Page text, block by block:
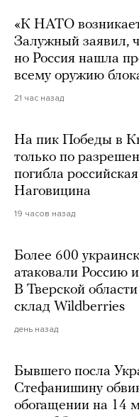
«К НАТО
Залужный заявил,
но Россия нашла
всему оружию
21 час назад
На пик Победы в
только по
погибла
Наговицина
19 часов назад
Более 600
атаковали Россию
В Тверской
склад Wildberries
день назад
Бывшего посла
Стефанишину
обогащении на 14